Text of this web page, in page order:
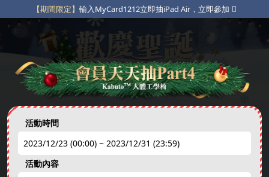
【期間限定】 輸入MyCard1212立即抽iPad Air，立即參加
【粉絲專屬】 指定貼文互動抽獎，立即參加
【限定豪禮】不定期限時動態點數補給，立即參加
免費天天抽 下載APP
活動時間
2023/12/23 (00:00) ~ 2023/12/31 (23:59)
活動內容